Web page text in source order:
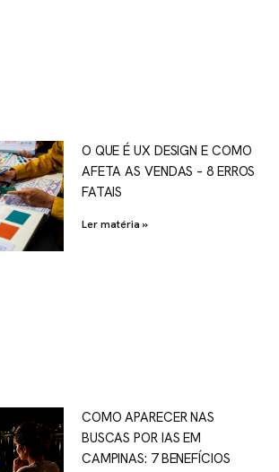
O QUE É UX DESIGN E COMO
AFETA AS VENDAS – 8 ERROS
FATAIS
Ler matéria »
COMO APARECER NAS
BUSCAS POR IAS EM
CAMPINAS: 7 BENEFÍCIOS